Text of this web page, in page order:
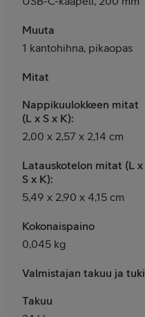
Muuta
1 kantohihna, pikaopas
Mitat
Nappikuulokkeen mitat
(L x S x K):
2,00 x 2,57 x 2,14 cm
Latauskotelon mitat (L x
S x K):
5,49 x 2,90 x 4,15 cm
Kokonaispaino
0,045 kg
Valmistajan takuu ja tuki
Takuu